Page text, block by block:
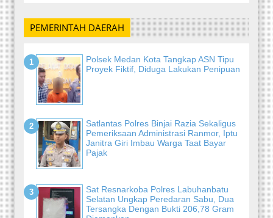
PEMERINTAH DAERAH
Polsek Medan Kota Tangkap ASN Tipu
Proyek Fiktif, Diduga Lakukan Penipuan
Satlantas Polres Binjai Razia Sekaligus
Pemeriksaan Administrasi Ranmor, Iptu
Janitra Giri Imbau Warga Taat Bayar
Pajak
Sat Resnarkoba Polres Labuhanbatu
Selatan Ungkap Peredaran Sabu, Dua
Tersangka Dengan Bukti 206,78 Gram